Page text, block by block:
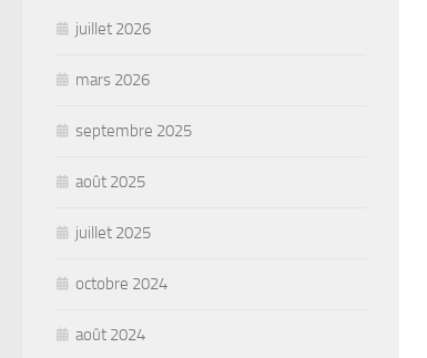
juillet 2026
mars 2026
septembre 2025
août 2025
juillet 2025
octobre 2024
août 2024